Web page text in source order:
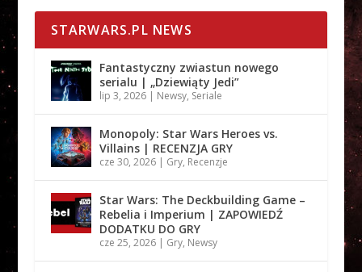
STARWARS.PL NEWS
Fantastyczny zwiastun nowego
serialu | „Dziewiąty Jedi”
lip 3, 2026| Newsy, Seriale
Monopoly: Star Wars Heroes vs.
Villains | RECENZJA GRY
cze 30, 2026| Gry, Recenzje
Star Wars: The Deckbuilding Game –
Rebelia i Imperium | ZAPOWIEDŹ
DODATKU DO GRY
cze 25, 2026| Gry, Newsy